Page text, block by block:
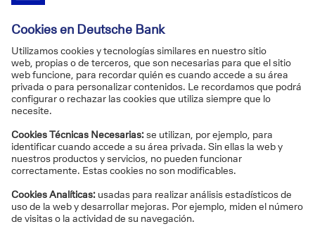
y el tiempo que les dedicamos para escuchar y
comprender sus necesidades, siguen estandopor
encima de la media del sector. Tanto en nuestras
oficinas como en nuestros canales digitales. Y eso es
gracias ala atención única y personalizadaque